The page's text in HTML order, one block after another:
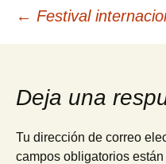
de
entradas
← Festival
Deja una
Tu dirección de correo
campos obligatorios